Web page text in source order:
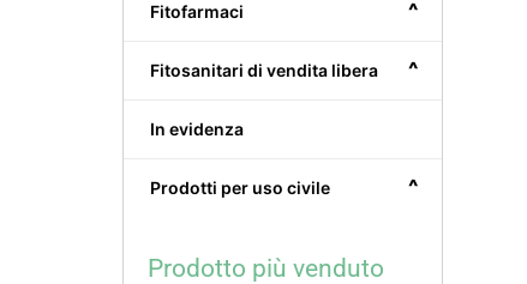
^
Fitofarmaci
^
Fitosanitari di vendita libera
In evidenza
^
Prodotti per uso civile
Prodotto più venduto